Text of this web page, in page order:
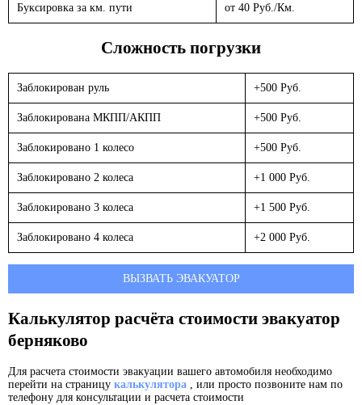
Буксировка за км. пути от 40 Руб./Км.
Сложность погрузки
Заблокирован руль +500 Руб.
Заблокирована МКПП/АКПП +500 Руб.
Заблокировано 1 колесо +500 Руб.
Заблокировано 2 колеса +1 000 Руб.
Заблокировано 3 колеса +1 500 Руб.
Заблокировано 4 колеса +2 000 Руб.
ВЫЗВАТЬ ЭВАКУАТОР
Калькулятор расчёта стоимости эвакуатор
берняково
Для расчета стоимости эвакуации вашего автомобиля необходимо
перейти на страницу калькулятора , или просто позвоните нам по
телефону для консультации и расчета стоимости